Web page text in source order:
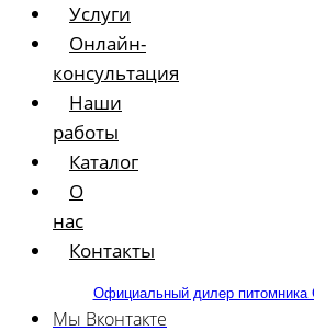
Услуги
Онлайн-
консультация
Наши
работы
Каталог
О
нас
Контакты
Официальный дилер питомника
Мы Вконтакте